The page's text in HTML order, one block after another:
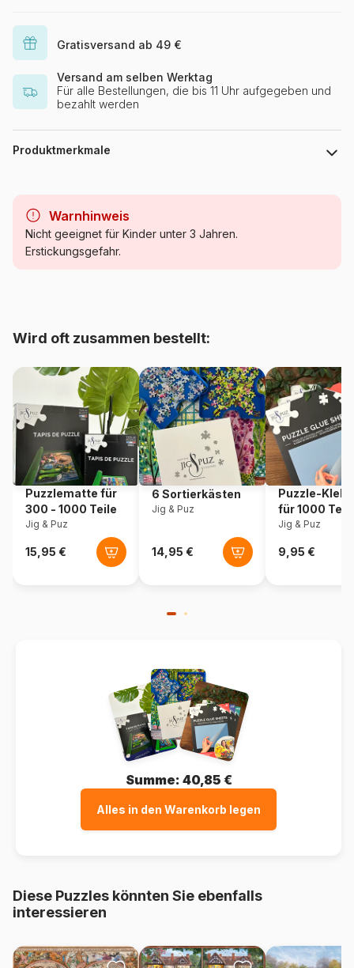
Gratisversand ab 49 €
Versand am selben Werktag
Für alle Bestellungen, die bis 11 Uhr aufgegeben und
bezahlt werden
Produktmerkmale
Kategorie Puzzle König der Löwen
Artikelnummer Schmidt-Spiele-57396
EAN 4001504573966
Teileanzahl 6000 Teile
Maße 136 x 96 cm
Warnhinweis
Nicht geeignet für Kinder unter 3 Jahren.
Erstickungsgefahr.
Wird oft zusammen bestellt:
Puzzlematte für
300 - 1000 Teile
Jig & Puz
6 Sortierkästen
Jig & Puz
Puzzle-
für 1000
Jig & Puz
Summe: 40,85 €
Alles in den Warenkorb legen
Diese Puzzles könnten Sie ebenfalls
interessieren